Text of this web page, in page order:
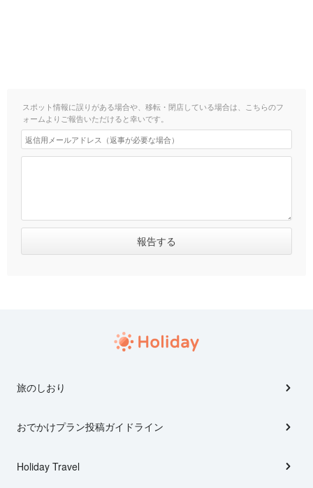
スポット情報に誤りがある場合や、移転・閉店している場合は、こちらのフ
ォームよりご報告いただけると幸いです。
旅のしおり
おでかけプラン投稿ガイドライン
Holiday Travel